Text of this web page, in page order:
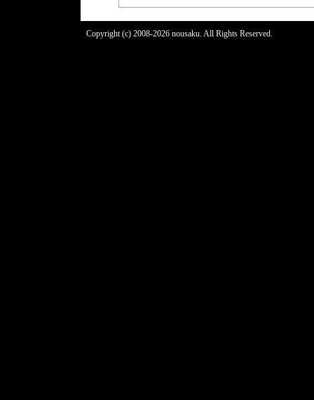
Copyright (c) 2008-2026 nousaku. All Rights Reserved.